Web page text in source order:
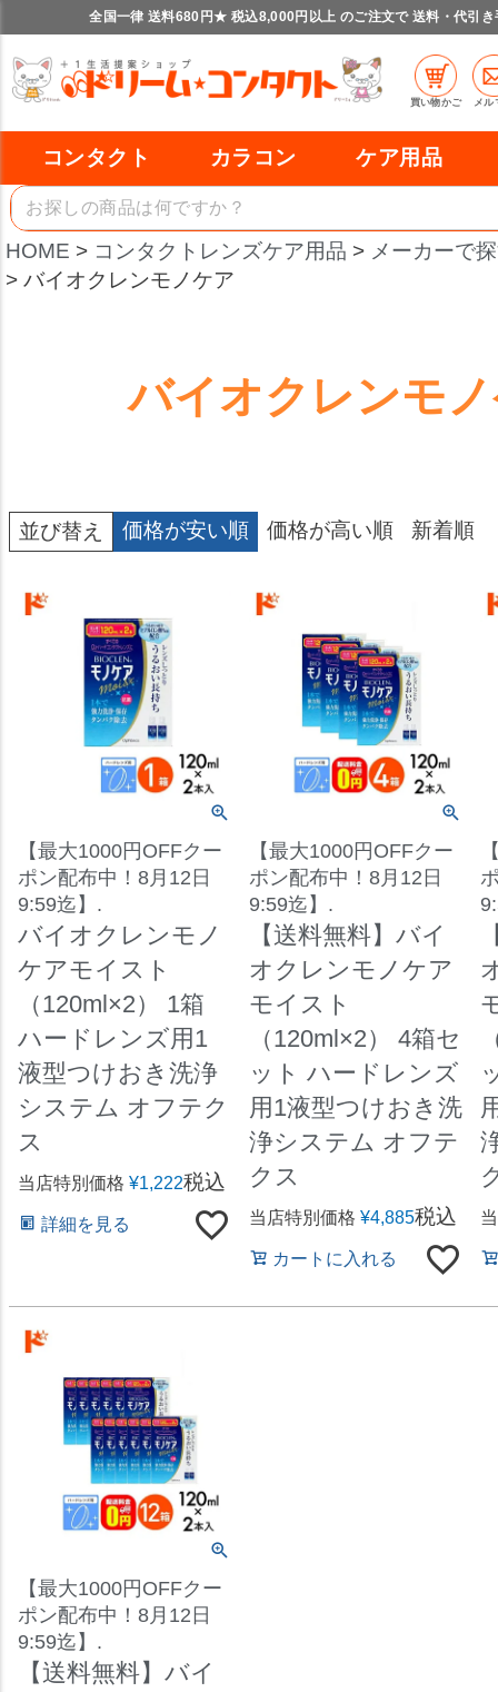
全国一律 送料680円★ 税込8,000円以上 のご注文で 送料・代引き
買い物かご メル
コンタクト カラコン ケア用品
HOME コンタクトレンズケア用品
メーカーで
バイオクレンモノケア
バイオクレンモ
並び替え 価格が安い順 価格が高い順 新着順
【最大1000円OFFクー
ポン配布中！8月12日
9:59迄】.
バイオクレンモノ
ケアモイスト
（120ml×2） 1箱
ハードレンズ用1
液型つけおき洗浄
システム オフテク
ス
当店特別価格 ¥1,222税込
詳細を見る
【最大1000円OFFクー
ポン配布中！8月12日
9:59迄】.
【送料無料】バイ
オクレンモノケア
モイスト
（120ml×2） 4箱セ
ット ハードレンズ
用1液型つけおき洗
浄システム オフテ
クス
当店特別価格 ¥4,885税込
カートに入れる
【最大1000円OFFクー
ポン配布中！8月12日
9:59迄】.
【送料無料】バイ